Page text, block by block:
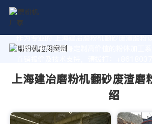
作为专业的 上海建冶磨粉机翻砂废渣磨粉
们致力于为您量身定制高价值的粉体加工系
上海建冶磨粉机翻砂废渣磨
绍